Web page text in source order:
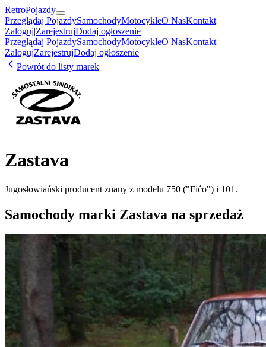
RetroPojazdy
Przeglądaj PojazdySamochodyMotocykleO NasKontakt
Zaloguj|ZarejestrujDodaj ogłoszenie
Przeglądaj PojazdySamochodyMotocykleO NasKontakt
ZalogujZarejestrujDodaj ogłoszenie
Powrót do listy marek
Zastava
Jugosłowiański producent znany z modelu 750 ("Fićo") i 101.
Samochody marki Zastava na sprzedaż